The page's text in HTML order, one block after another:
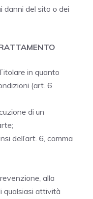
danni del sito o dei
in quanto
(art. 6
di un
dell’art. 6, comma
alla
qualsiasi attività